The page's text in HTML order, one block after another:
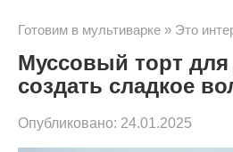
Готовим в мультиварке » Это
Муссовый торт для
создать сладкое
Опубликовано: 24.01.2025